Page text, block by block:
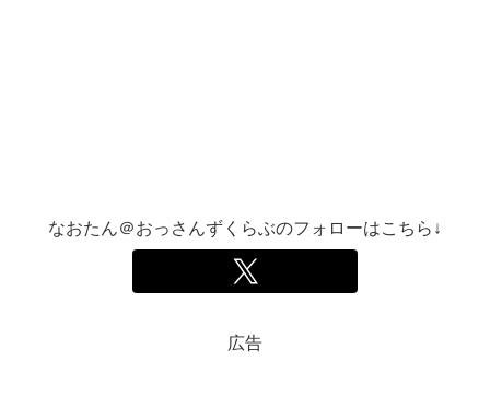
なおたん＠おっさんずくらぶのフォローはこちら↓
広告